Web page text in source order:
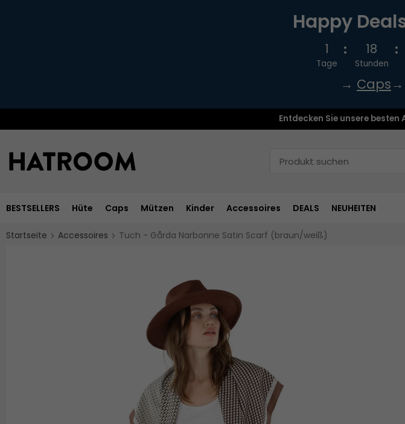
Happy
1
Tage
18
Stunden
→ Caps→
Entdecken Sie unsere
BESTSELLERS Hüte Caps Mützen Kinder Accessoires DEALS NEUHEITEN
Startseite Accessoires Tuch - Gårda Narbonne Satin Scarf (braun/weiß)